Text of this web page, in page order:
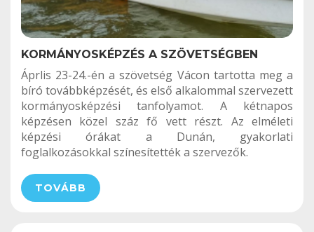
KORMÁNYOSKÉPZÉS A SZÖVETSÉGBEN
Áprlis 23-24.-én a szövetség Vácon tartotta meg a
bíró továbbképzését, és első alkalommal szervezett
kormányosképzési tanfolyamot. A kétnapos
képzésen közel száz fő vett részt. Az elméleti
képzési órákat a Dunán, gyakorlati
foglalkozásokkal színesítették a szervezők.
TOVÁBB